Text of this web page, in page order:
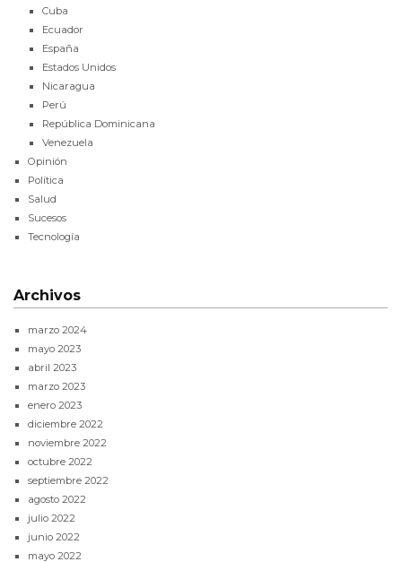
Cuba
Ecuador
España
Estados Unidos
Nicaragua
Perú
República Dominicana
Venezuela
Opinión
Política
Salud
Sucesos
Tecnología
Archivos
marzo 2024
mayo 2023
abril 2023
marzo 2023
enero 2023
diciembre 2022
noviembre 2022
octubre 2022
septiembre 2022
agosto 2022
julio 2022
junio 2022
mayo 2022